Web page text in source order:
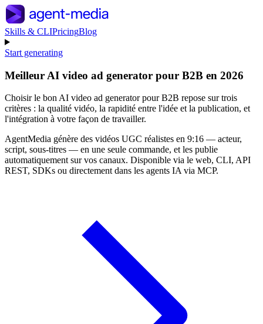
Skills & CLIPricingBlog
Start generating
Meilleur AI video ad generator pour B2B en 2026
Choisir le bon AI video ad generator pour B2B repose sur trois
critères : la qualité vidéo, la rapidité entre l'idée et la publication, et
l'intégration à votre façon de travailler.
AgentMedia génère des vidéos UGC réalistes en 9:16 — acteur,
script, sous-titres — en une seule commande, et les publie
automatiquement sur vos canaux. Disponible via le web, CLI, API
REST, SDKs ou directement dans les agents IA via MCP.